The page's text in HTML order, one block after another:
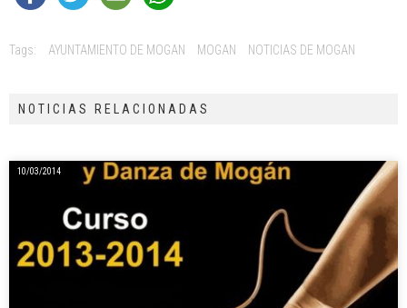
Tags: AYUNTAMIENTO DE MOGAN MOGAN NOTICIAS DE MOGAN
NOTICIAS RELACIONADAS
10/03/2014